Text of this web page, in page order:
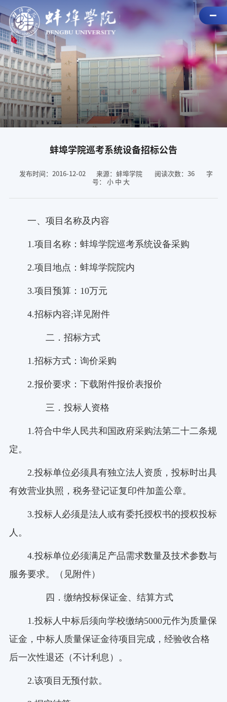
蚌埠学院巡考系统设备招标公告
发布时间：2016-12-02 来源：蚌埠学院 阅读次数： 36
字
号： 小 中 大
一、项目名称及内容
1.项目名称：蚌埠学院巡考系统设备采购
2.项目地点：蚌埠学院院内
3.项目预算：10万元
4.招标内容;详见附件
二．招标方式
1.招标方式：询价采购
2.报价要求：下载附件报价表报价
三．投标人资格
1.符合中华人民共和国政府采购法第二十二条规
定。
2.投标单位必须具有独立法人资质，投标时出具
有效营业执照，税务登记证复印件加盖公章。
3.投标人必须是法人或有委托授权书的授权投标
人。
4.投标单位必须满足产品需求数量及技术参数与
服务要求。（见附件）
四．缴纳投标保证金、结算方式
1.投标人中标后须向学校缴纳5000元作为质量保
证金，中标人质量保证金待项目完成，经验收合格
后一次性退还（不计利息）。
2.该项目无预付款。